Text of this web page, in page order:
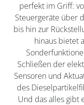
perfekt im Griff:
Steuergeräte über
bis hin zur
hinaus bietet
Schließen der
Sensoren und
des
Und das alles gibt